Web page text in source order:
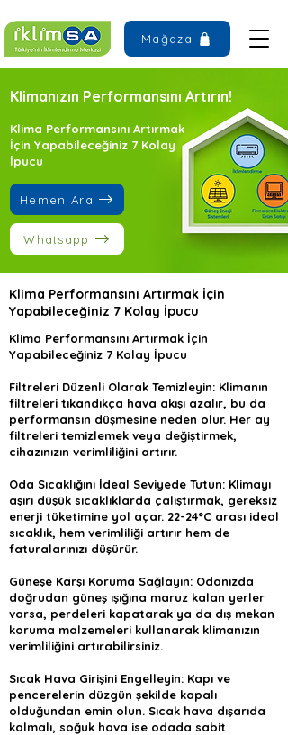
Mağaza
Klimanızın Performansını Artırın!
Klima Performansını Artırmak
İçin Yapabileceğiniz 7 Kolay
İpucu
Hemen Ara
Whatsapp
Klima Performansını Artırmak İçin
Yapabileceğiniz 7 Kolay İpucu
Klima Performansını Artırmak İçin
Yapabileceğiniz 7 Kolay İpucu
Filtreleri Düzenli Olarak Temizleyin: Klimanın
filtreleri tıkandıkça hava akışı azalır, bu da
performansın düşmesine neden olur. Her ay
filtreleri temizlemek veya değiştirmek,
cihazınızın verimliliğini artırır.
Oda Sıcaklığını İdeal Seviyede Tutun: Klimayı
aşırı düşük sıcaklıklarda çalıştırmak, gereksiz
enerji tüketimine yol açar. 22-24°C arası ideal
sıcaklık, hem verimliliği artırır hem de
faturalarınızı düşürür.
Güneşe Karşı Koruma Sağlayın: Odanızda
doğrudan güneş ışığına maruz kalan yerler
varsa, perdeleri kapatarak ya da dış mekan
koruma malzemeleri kullanarak klimanızın
verimliliğini artırabilirsiniz.
Sıcak Hava Girişini Engelleyin: Kapı ve
pencerelerin düzgün şekilde kapalı
olduğundan emin olun. Sıcak hava dışarıda
kalmalı, soğuk hava ise odada sabit